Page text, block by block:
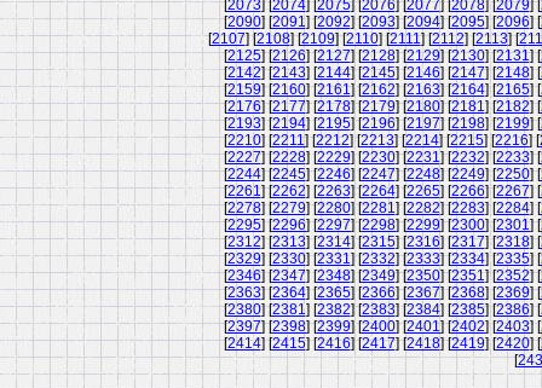
[2073] [2074] [2075] [2076] [2077] [2078] [2079] [
[2090] [2091] [2092] [2093] [2094] [2095] [2096] [
[2107] [2108] [2109] [2110] [2111] [2112] [2113] [
[2125] [2126] [2127] [2128] [2129] [2130] [2131] [
[2142] [2143] [2144] [2145] [2146] [2147] [2148] [
[2159] [2160] [2161] [2162] [2163] [2164] [2165] [
[2176] [2177] [2178] [2179] [2180] [2181] [2182] [
[2193] [2194] [2195] [2196] [2197] [2198] [2199] [
[2210] [2211] [2212] [2213] [2214] [2215] [2216] [
[2227] [2228] [2229] [2230] [2231] [2232] [2233] [
[2244] [2245] [2246] [2247] [2248] [2249] [2250] [
[2261] [2262] [2263] [2264] [2265] [2266] [2267] [
[2278] [2279] [2280] [2281] [2282] [2283] [2284] [
[2295] [2296] [2297] [2298] [2299] [2300] [2301] [
[2312] [2313] [2314] [2315] [2316] [2317] [2318] [
[2329] [2330] [2331] [2332] [2333] [2334] [2335] [
[2346] [2347] [2348] [2349] [2350] [2351] [2352] [
[2363] [2364] [2365] [2366] [2367] [2368] [2369] [
[2380] [2381] [2382] [2383] [2384] [2385] [2386] [
[2397] [2398] [2399] [2400] [2401] [2402] [2403] [
[2414] [2415] [2416] [2417] [2418] [2419] [2420] [
[